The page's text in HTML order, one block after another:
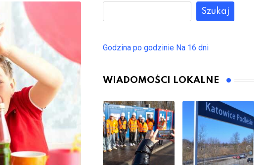
Szukaj
Godzina po godzinie Na 16 dni
WIADOMOŚCI LOKALNE